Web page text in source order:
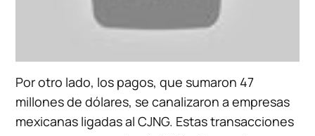
Por otro lado, los pagos, que sumaron 47
millones de dólares, se canalizaron a empresas
mexicanas ligadas al CJNG. Estas transacciones